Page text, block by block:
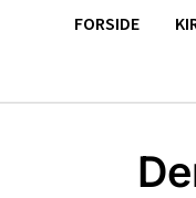
FORSIDE